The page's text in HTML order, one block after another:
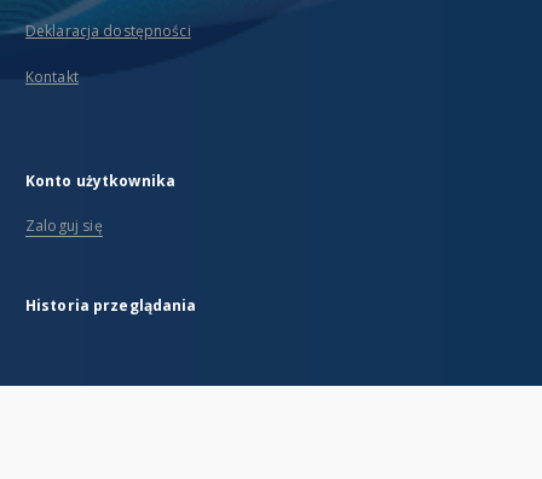
Deklaracja dostępności
Kontakt
Konto użytkownika
Zaloguj się
Historia przeglądania